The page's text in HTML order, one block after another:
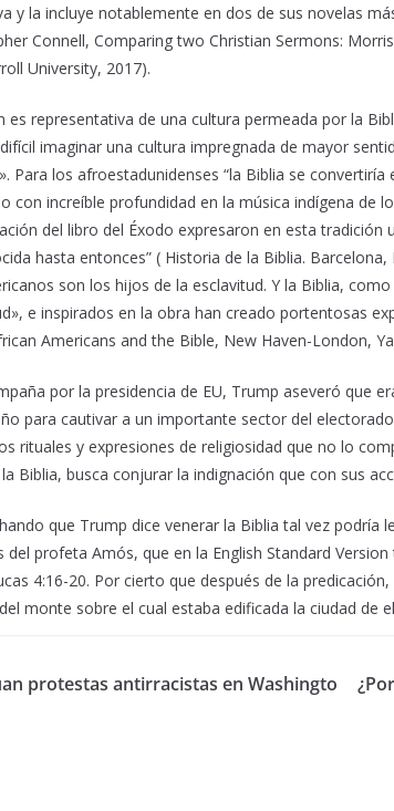
y la incluye notablemente en dos de sus novelas
Connell, Comparing two Christian Sermons:
University, 2017).
es representativa de una cultura permeada por la
imaginar una cultura impregnada de mayor
Para los afroestadunidenses “la Biblia se
con increíble profundidad en la música indígena de
del libro del Éxodo expresaron en esta
hasta entonces” ( Historia de la Biblia.
son los hijos de la esclavitud. Y la Biblia,
e inspirados en la obra han creado portentosas
Americans and the Bible, New Haven-London,
por la presidencia de EU, Trump aseveró que
para cautivar a un importante sector del
rituales y expresiones de religiosidad que no lo
Biblia, busca conjurar la indignación que con sus
que Trump dice venerar la Biblia tal vez podría
del profeta Amós, que en la English Standard
4:16-20. Por cierto que después de la
monte sobre el cual estaba edificada la ciudad de
protestas antirracistas en Washingto